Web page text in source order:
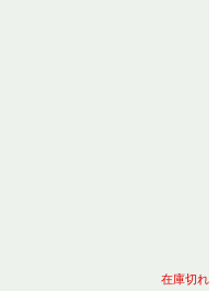
在庫切れ